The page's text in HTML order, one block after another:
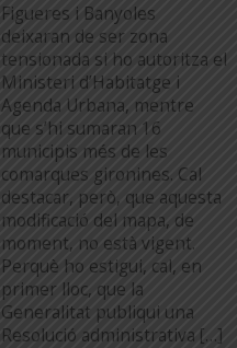
Figueres i Banyoles
deixaran de ser zona
tensionada si ho autoritza el
Ministeri d’Habitatge i
Agenda Urbana, mentre
que s’hi sumaran 16
municipis més de les
comarques gironines. Cal
destacar, però, que aquesta
modificació del mapa, de
moment, no està vigent.
Perquè ho estigui, cal, en
primer lloc, que la
Generalitat publiqui una
Resolució administrativa […]